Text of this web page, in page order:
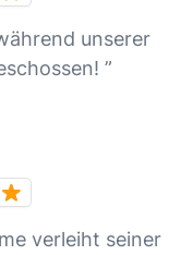
unserer
”
verleiht seiner